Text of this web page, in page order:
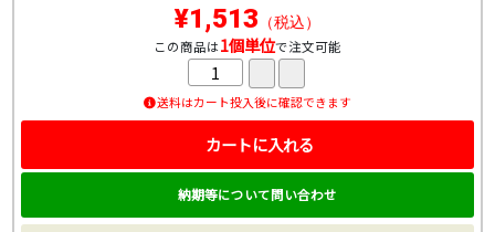
¥1,513 （税込）
この商品は1個単位で注文可能
送料はカート投入後に確認できます
カートに入れる
納期等について問い合わせ